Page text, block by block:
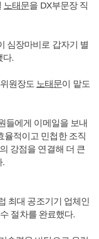
노태문을 DX부문장 직
심장마비로 갑자기 별
다.
원장도 노태문이 맡도
들에게 이메일을 보내
율적이고 민첩한 조직
강점을 연결해 더 큰
.
최대 공조기기 업체인
절차를 완료했다.